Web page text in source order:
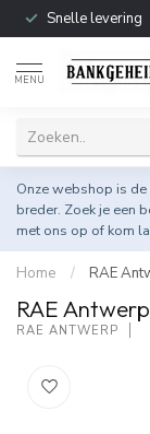
Snelle levering
MENU
Onze webshop is
breder. Zoek je een
met ons op of kom
Home / RAE
RAE
RAE ANTWERP